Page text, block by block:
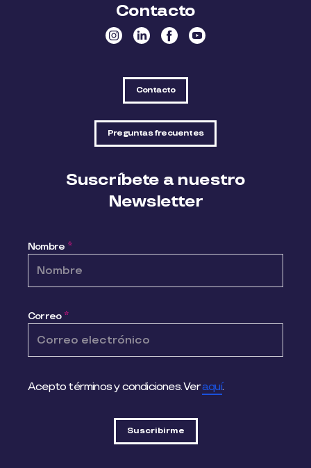
Contacto
Contacto
Preguntas frecuentes
Suscríbete a nuestro
Newsletter
Nombre *
Correo *
Acepto términos y condiciones. Veraquí.